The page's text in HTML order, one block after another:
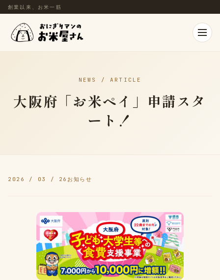
創業以来、お米一筋
NEWS / ARTICLE
大阪府「お米ペイ」申請スタ
ート！
2026 / 03 / 26 お知らせ